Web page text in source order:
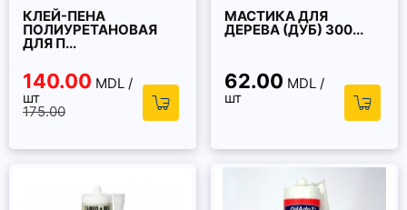
КЛЕЙ-ПЕНА
ПОЛИУРЕТАНОВАЯ
ДЛЯ П...
140.00 MDL /
шт
175.00
МАСТИКА ДЛЯ
ДЕРЕВА (ДУБ) 300...
62.00 MDL /
шт